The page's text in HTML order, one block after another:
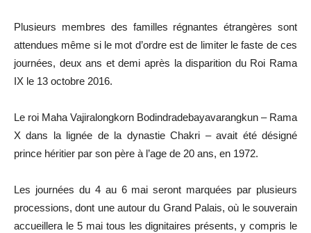
Plusieurs membres des familles régnantes étrangères sont
attendues même si le mot d’ordre est de limiter le faste de ces
journées, deux ans et demi après la disparition du Roi Rama
IX le 13 octobre 2016.
Le roi Maha Vajiralongkorn Bodindradebayavarangkun – Rama
X dans la lignée de la dynastie Chakri – avait été désigné
prince héritier par son père à l’age de 20 ans, en 1972.
Les journées du 4 au 6 mai seront marquées par plusieurs
processions, dont une autour du Grand Palais, où le souverain
accueillera le 5 mai tous les dignitaires présents, y compris le